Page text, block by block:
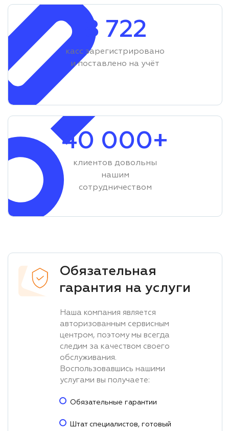
8 722
касс зарегистрировано
и поставлено на учёт
40 000+
клиентов довольны
нашим
сотрудничеством
Обязательная
гарантия на услуги
Наша компания является
авторизованным сервисным
центром, поэтому мы всегда
следим за качеством своего
обслуживания.
Воспользовавшись нашими
услугами вы получаете:
Обязательные гарантии
Штат специалистов, готовый